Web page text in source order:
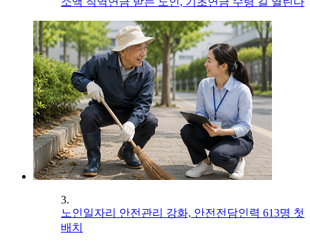
3.
노인일자리 안전관리 강화, 안전전담인력 613명 첫
배치